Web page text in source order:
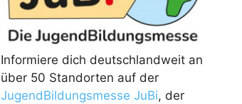
Informiere dich deutschlandweit an
über 50 Standorten auf der
JugendBildungsmesse JuBi, der